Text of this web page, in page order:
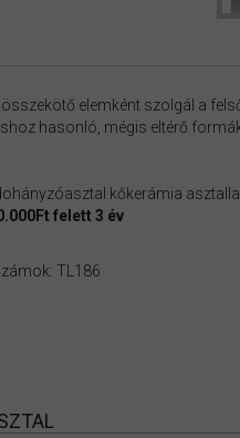
elemként szolgál a
hasonló, mégis eltérő
kőkerámia
felett 3 év
TL186